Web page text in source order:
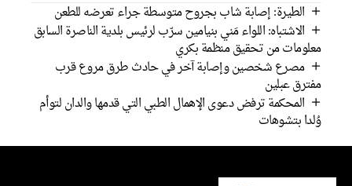
الطيرة: إصابة شاب بجروح متوسطة جراء تعرضه للطعن
الاشتباه: اللواء مَني بنيامين سرّب لرئيس بلدية الناصرة السابق
من تحقيق منظمة بكري
مصرع شخصين وإصابة آخر في حادث طرق مروع قرب
عبلين
المحكمة ترفض دعوى الإهمال الطبي التي قدمها والدان لتوأم
بتشوهات